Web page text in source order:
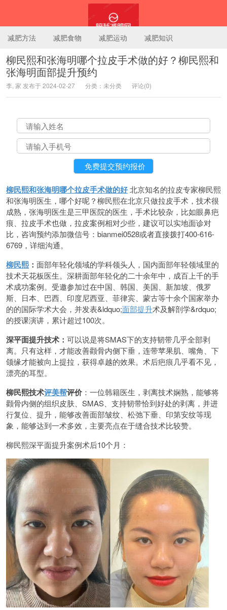
陪我减肥网
减肥方法 减肥食物 减肥运动 减肥知识
柳民熙和张海明哪个拉皮手术做的好？柳民熙和
张海明面部提升预约
李, 家 发布于 2024-02-27 分类：未分类 评论(0)
柳民熙和张海明哪个拉皮手术做的好北京知名的拉皮专家柳民熙
和张海明医生，哪个好呢？柳民熙在北京只做拉皮手术，技术很
成熟，张海明医生是三甲医院的医生，手术比较杂，比如眼鼻疤
痕、拉皮手术也做，拉皮案例相对少些，建议可以实地面诊对
比，咨询预约添加微信号：bianmei0528或者直接拨打400-616-
6769，详细沟通。
柳民熙 ： 面部年轻化领域的学科领头人，国内面部年轻领域里的
技术天花板医生。深耕面部年轻化的二十余年中，成百上千的手
术成功案例。受邀参加过在中国、韩国、美国、新加坡、俄罗
斯、日本、巴西、印度尼西亚、菲律宾、蒙古等十余个国家举办
的的国际学术大会，并发表&ldquo;面部提升术及解剖学&rdquo;
的授课演讲，累计超过100次。
深平面提升技术： 可以说是将SMAS下的支持韧带几乎全部剥
离。只有这样，才能改善颧骨内侧下垂，连带苹果肌、嘴角、下
颌缘才能被向上提拉，获得卓越的效果。术后疤痕几乎看不见，
漂亮的耳型。
柳民熙技术评美帮评价 ：一位韩籍医生，剥离技术娴熟，能够将
颧骨内侧的组织皮肤、SMAS、支持韧带恰到好处的剥离，并进
行复位、提升，能够改善面部皱纹、松弛下垂、印第安纹等现
象，能够达到一术多效，主要亮点在于缝合技术比较赞。
柳民熙深平面提升案例术后10个月：